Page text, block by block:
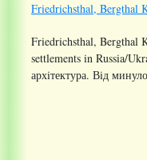
Friedrichsthal, Bergthal
Friedrichsthal, Bergthal
settlements in Russia/
архiтектура. Вiд